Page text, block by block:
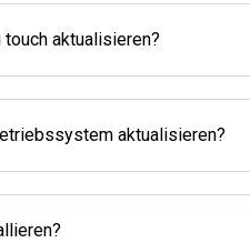
aktualisieren?
aktualisieren?